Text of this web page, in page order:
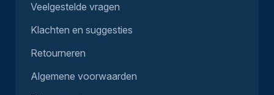
Veelgestelde vragen
Klachten en suggesties
Retourneren
Algemene voorwaarden